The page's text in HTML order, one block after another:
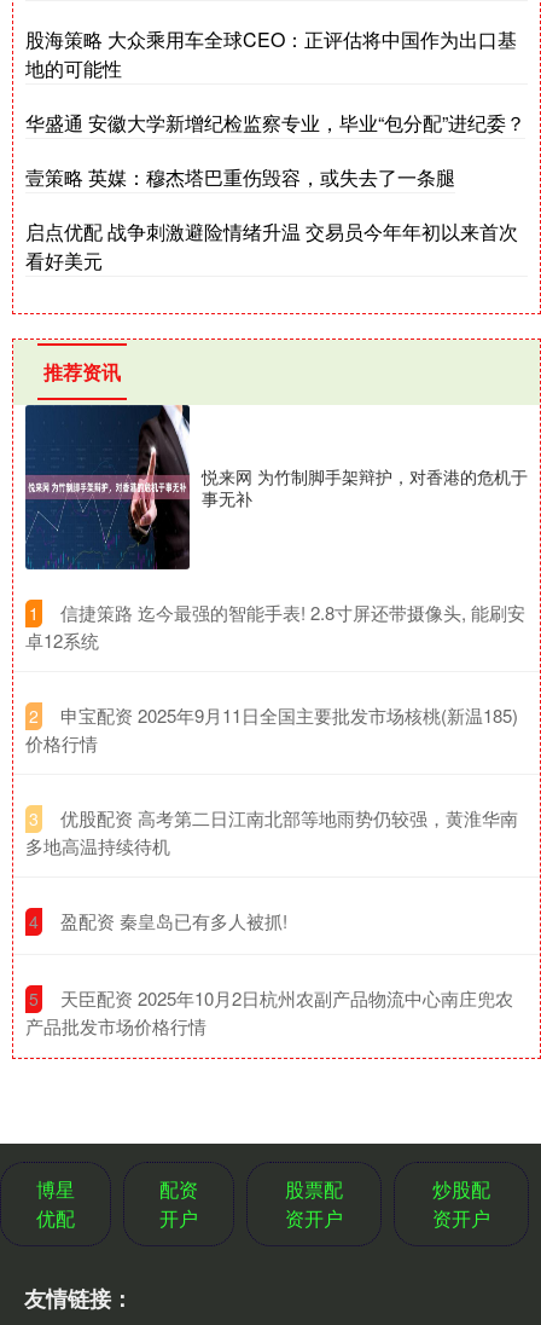
股海策略 大众乘用车全球CEO：正评估将中国作为出口基
地的可能性
华盛通 安徽大学新增纪检监察专业，毕业“包分配”进纪委？
壹策略 英媒：穆杰塔巴重伤毁容，或失去了一条腿
启点优配 战争刺激避险情绪升温 交易员今年年初以来首次
看好美元
推荐资讯
悦来网 为竹制脚手架辩护，对香港的危机于
事无补
1
​信捷策路 迄今最强的智能手表! 2.8寸屏还带摄像头, 能刷安
卓12系统
2
​申宝配资 2025年9月11日全国主要批发市场核桃(新温185)
价格行情
3
​优股配资 高考第二日江南北部等地雨势仍较强，黄淮华南
多地高温持续待机
4 ​盈配资 秦皇岛已有多人被抓!
5
​天臣配资 2025年10月2日杭州农副产品物流中心南庄兜农
产品批发市场价格行情
博星
优配
配资
开户
股票配
资开户
炒股配
资开户
友情链接：